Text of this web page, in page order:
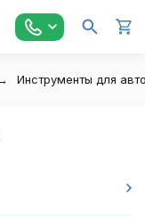
Инструменты для